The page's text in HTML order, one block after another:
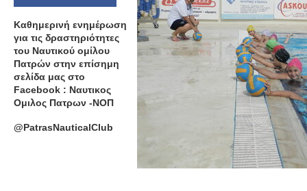
Καθημερινή ενημέρωση
για τις δραστηριότητες
του Ναυτικού ομίλου
Πατρών στην επίσημη
σελίδα μας στο
Facebook : Ναυτικος
Ομιλος Πατρων -ΝΟΠ
@PatrasNauticalClub